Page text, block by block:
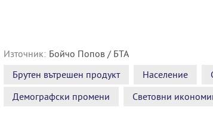
Източник: Бойчо Попов / БТА
Брутен вътрешен продукт
Население
Демографски промени
Световни